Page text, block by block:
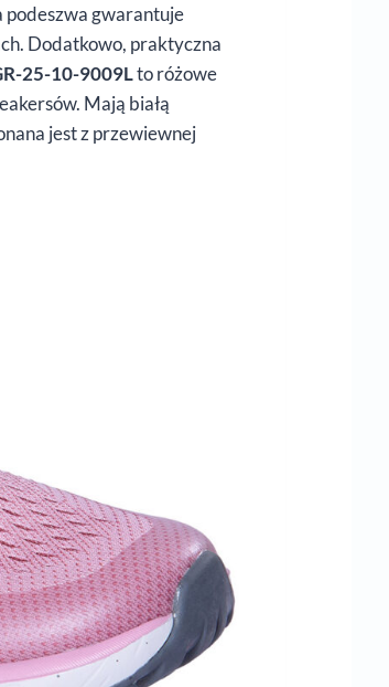
podeszwa gwarantuje
Dodatkowo, praktyczna
25-10-9009Lto różowe
Mają białą
jest z przewiewnej